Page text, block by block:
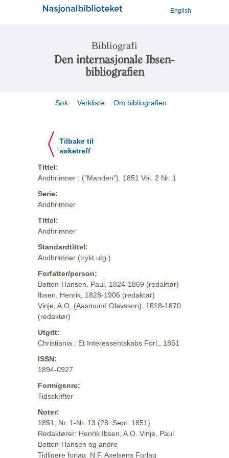
English
Bibliografi
Den internasjonale Ibsen-
bibliografien
Søk Verkliste Om bibliografien
Tilbake til
søketreff
Tittel:
Andhrimner : ("Manden"). 1851 Vol. 2 Nr. 1
Serie:
Andhrimner
Tittel:
Andhrimner
Standardtittel:
Andhrimner (trykt utg.)
Forfatter/person:
Botten-Hansen, Paul, 1824-1869 (redaktør)
Ibsen, Henrik, 1828-1906 (redaktør)
Vinje, A.O. (Aasmund Olavsson), 1818-1870
(redaktør)
Utgitt:
Christiania : Et Interessentskabs Forl., 1851
ISSN:
1894-0927
Form/genre:
Tidsskrifter
Noter:
1851, Nr. 1-Nr. 13 (28. Sept. 1851)
Redaktører: Henrik Ibsen, A.O. Vinje, Paul
Botten-Hansen og andre
Tidligere forlag: N.F. Axelsens Forlag